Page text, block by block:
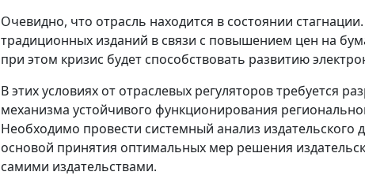
Очевидно, что отрасль находится в состоянии
традиционных изданий в связи с повышением цен на
при этом кризис будет способствовать развитию
В этих условиях от отраслевых регуляторов требуется
механизма устойчивого функционирования
Необходимо провести системный анализ издательского
основой принятия оптимальных мер решения
самими издательствами.